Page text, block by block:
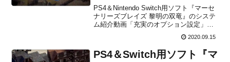
動画「充実のオプション設
定」「ブレイズエクシー
PS4＆Nintendo Switch用ソフト『マーセ
ナリーズブレイズ 黎明の双竜』のシステ
ム紹介動画「充実のオプション設定」
ンジャパンから公開されました。下記か
ら共有された情報をチェックすることが
できます。こんにちは！今日もマーセナ
2020.09.15
PS4＆Switch用ソフト『マ